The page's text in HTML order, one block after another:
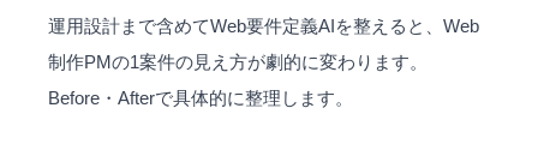
運用設計まで含めてWeb要件定義AIを整えると、Web
制作PMの1案件の見え方が劇的に変わります。
Before・Afterで具体的に整理します。